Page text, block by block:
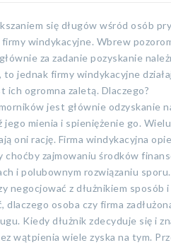
się długów wśród osób
windykacyjne. Wbrew
za zadanie pozyskanie
to jednak firmy windykacyjne
ich ogromna zaletą. Dlaczego?
jest głównie odzyskanie
jego mienia i spieniężenie go.
oni rację. Firma windykacyjna
choćby zajmowaniu środków
i polubownym rozwiązaniu
negocjować z dłużnikiem
dlaczego osoba czy firma
Kiedy dłużnik zdecyduje się i
wątpienia wiele zyska na tym.